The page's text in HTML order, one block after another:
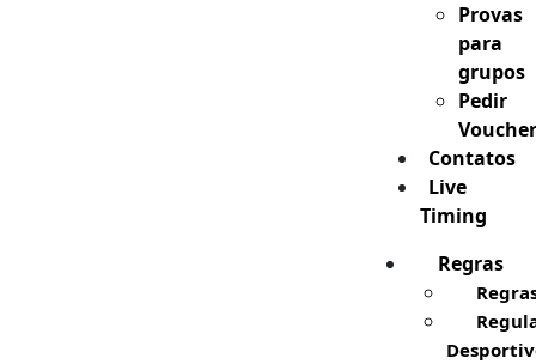
Provas
para
grupos
Pedir
Voucher
Contatos
Live
Timing
Regras